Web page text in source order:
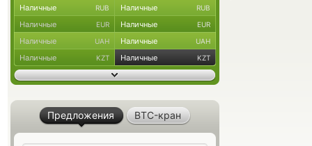
Наличные RUB Наличные RUB
Наличные EUR Наличные EUR
Наличные UAH Наличные UAH
Наличные KZT Наличные KZT
Предложения BTC-кран